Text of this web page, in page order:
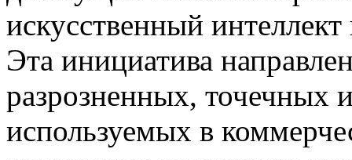
искусственный
Эта инициатива
разрозненных, точечных
используемых в